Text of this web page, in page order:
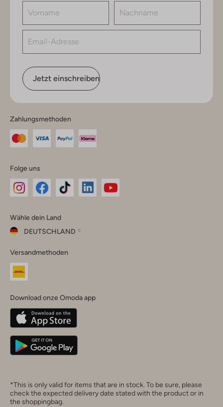
Jetzt einschreiben
Zahlungsmethoden
Folge uns
Instagram
Facebook
TikTok
Wähle dein Land
DEUTSCHLAND
dein
Land
Belgique(Français)
Deutschland
Versandmethoden
Download onze Omoda app
*This is only valid for items that are in stock. To be sure, please
check the expected delivery date stated with the product or in
the shoppingbag.